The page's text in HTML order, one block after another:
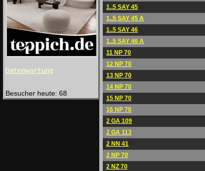
Datenwartung
Besucher heute: 68
1..5 SAY 45
1..5 SAY 45 A
1..5 SAY 46
1..5 SAY 46 A
11 NP 70
12 NP 70
13 NP 70
14 NP 70
15 NP 70
16 NP 70
2 GA 109
2 GA 113
2 NN 41
2 NP 70
2 NZ 70